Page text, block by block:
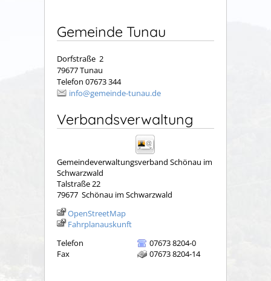
Gemeinde Tunau
Dorfstraße 2
79677 Tunau
Telefon 07673 344
info@gemeinde-tunau.de
Verbandsverwaltung
Gemeindeverwaltungsverband Schönau im
Schwarzwald
Talstraße 22
79677 Schönau im Schwarzwald
OpenStreetMap
Fahrplanauskunft
Telefon
07673 8204-0
Fax
07673 8204-14